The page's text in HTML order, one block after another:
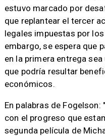
estuvo marcado por
que replantear el tercer
legales impuestas por
embargo, se espera que
en la primera entrega
que podría resultar
económicos.
En palabras de
con el progreso que
segunda película de